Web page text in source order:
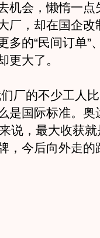
机会，懒惰一点
厂，却在国企改
的“民间订单”
更大了。
的不少工人比
是国际标准。奥
说，最大收获
，今后向外走的